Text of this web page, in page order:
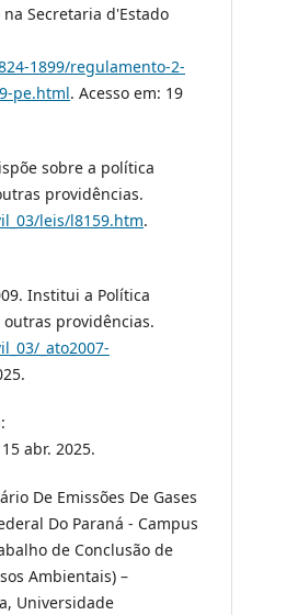
Secretaria d'Estado
1899/regulamento-2-
pe.html. Acesso em: 19
sobre a política
providências.
leis/l8159.htm.
Institui a Política
outras providências.
_ato2007-
abr. 2025.
De Emissões De Gases
Do Paraná - Campus
de Conclusão de
Ambientais) –
Universidade